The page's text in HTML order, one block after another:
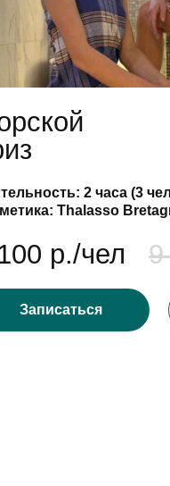
9 500 р./чел
часа (3 человека)
Bretagne